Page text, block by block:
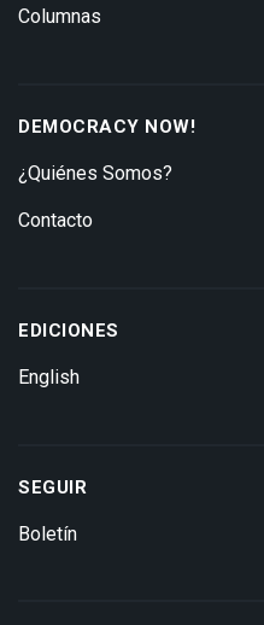
Columnas
DEMOCRACY NOW!
¿Quiénes Somos?
Contacto
EDICIONES
English
SEGUIR
Boletín